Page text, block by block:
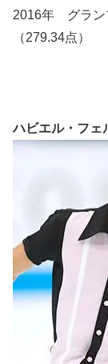
2016年 グラ
（279.34点）
ハビエル・フェ